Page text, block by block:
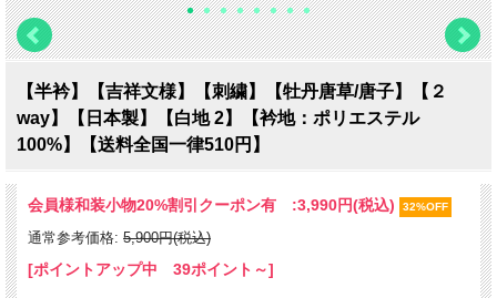
【半衿】【吉祥文様】【刺繍】【牡丹唐草/唐子】【２
way】【日本製】【白地 2】【衿地：ポリエステル
100%】【送料全国一律510円】
会員様和装小物20%割引クーポン有 :3,990円(税込) 32%OFF
通常参考価格: 5,900円(税込)
[ポイントアップ中 39ポイント～]